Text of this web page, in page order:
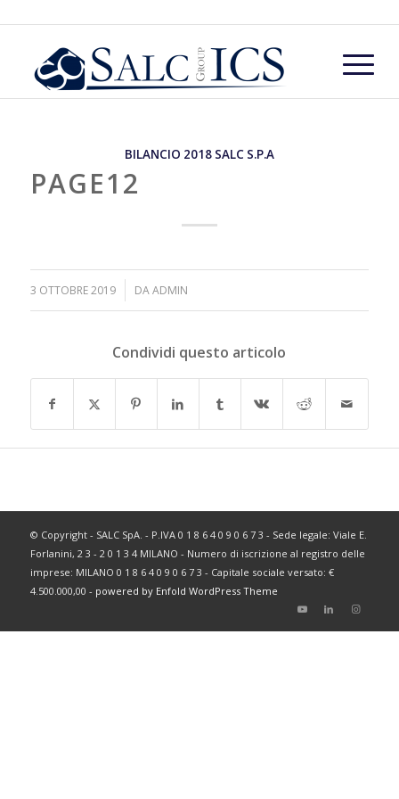
BILANCIO 2018 SALC S.P.A
PAGE12
3 OTTOBRE 2019 DAADMIN
Condividi questo articolo
© Copyright - SALC SpA. - P.IVA 0 1 8 6 4 0 9 0 6 7 3 - Sede legale: Viale E.
Forlanini, 2 3 - 2 0 1 3 4 MILANO - Numero di iscrizione al registro delle
imprese: MILANO 0 1 8 6 4 0 9 0 6 7 3 - Capitale sociale versato: €
4.500.000,00 - powered by Enfold WordPress Theme